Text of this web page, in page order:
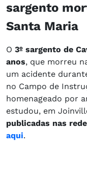
sargento
Santa Maria
O 3º sargento de
anos, que morreu
um acidente
no Campo de
homenageado por
estudou, em
publicadas nas
aqui.